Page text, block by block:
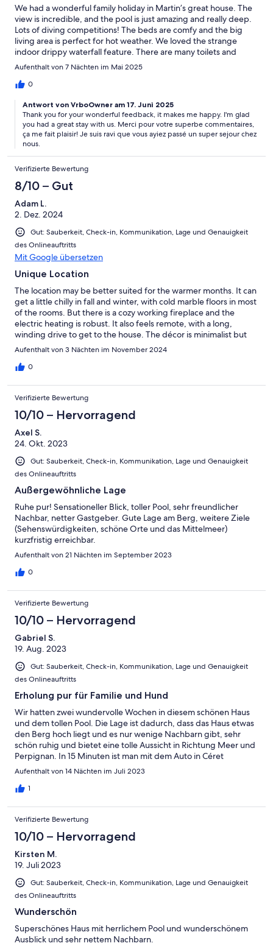
We had a wonderful family holiday in Martin’s great house. The
view is incredible, and the pool is just amazing and really deep.
Lots of diving competitions! The beds are comfy and the big
living area is perfect for hot weather. We loved the strange
indoor drippy waterfall feature. There are many toilets and
bathrooms. The kitchen is lovely to cook in. Lots of fridge space
cooks. Céret is a great town to get to know. We loved finding
time and would love to return one day. Thanks Martin!
Aufenthalt von 7 Nächten im Mai 2025
0
Antwort von VrboOwner am 17. Juni 2025
Thank you for your wonderful feedback, it makes me happy. I'm glad
you had a great stay with us. Merci pour votre superbe commentaires,
ça me fait plaisir! Je suis ravi que vous ayiez passé un super sejour chez
nous.
Verifizierte Bewertung
8/10 – Gut
Adam L.
2. Dez. 2024
Gut: Sauberkeit, Check-in, Kommunikation, Lage und Genauigkeit
des Onlineauftritts
Mit Google übersetzen
Unique Location
The location may be better suited for the warmer months. It can
get a little chilly in fall and winter, with cold marble floors in most
of the rooms. But there is a cozy working fireplace and the
electric heating is robust. It also feels remote, with a long,
winding drive to get to the house. The décor is minimalist but
functional. The kitchen is very well equipped. Some essentials
a nice added touch. We also wish there had been some soap in
extremely friendly and helpful.
Aufenthalt von 3 Nächten im November 2024
0
Verifizierte Bewertung
10/10 – Hervorragend
Axel S.
24. Okt. 2023
Gut: Sauberkeit, Check-in, Kommunikation, Lage und Genauigkeit
des Onlineauftritts
Außergewöhnliche Lage
Ruhe pur! Sensationeller Blick, toller Pool, sehr freundlicher
Nachbar, netter Gastgeber. Gute Lage am Berg, weitere Ziele
(Sehenswürdigkeiten, schöne Orte und das Mittelmeer)
kurzfristig erreichbar.
Aufenthalt von 21 Nächten im September 2023
0
Verifizierte Bewertung
10/10 – Hervorragend
Gabriel S.
19. Aug. 2023
Gut: Sauberkeit, Check-in, Kommunikation, Lage und Genauigkeit
des Onlineauftritts
Erholung pur für Familie und Hund
Wir hatten zwei wundervolle Wochen in diesem schönen Haus
und dem tollen Pool. Die Lage ist dadurch, dass das Haus etwas
den Berg hoch liegt und es nur wenige Nachbarn gibt, sehr
schön ruhig und bietet eine tolle Aussicht in Richtung Meer und
Perpignan. In 15 Minuten ist man mit dem Auto in Céret
(Supermärkte, Museen, Restaurants), bis zum Meer sind es nur
Martin war beeindruckend und wir werden ihn nicht so schnell
Freundlichkeit der Menschen, die dort wohnen, man fühlt sich
überall willkommen. Insgesamt war es ein toller Urlaub und wir
können das Haus Jedem empfehlen!
Aufenthalt von 14 Nächten im Juli 2023
1
Verifizierte Bewertung
10/10 – Hervorragend
Kirsten M.
19. Juli 2023
Gut: Sauberkeit, Check-in, Kommunikation, Lage und Genauigkeit
des Onlineauftritts
Wunderschön
Superschönes Haus mit herrlichem Pool und wunderschönem
Ausblick und sehr nettem Nachbarn.